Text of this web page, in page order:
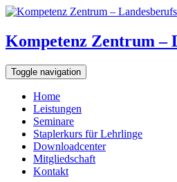
Kompetenz Zentrum –
Toggle navigation
Home
Leistungen
Seminare
Staplerkurs für Lehrlinge
Downloadcenter
Mitgliedschaft
Kontakt